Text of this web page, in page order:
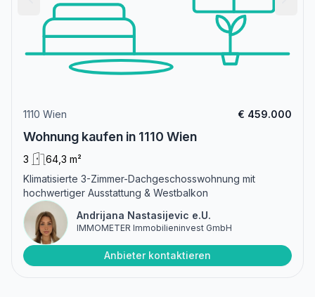
1110 Wien € 459.000
Wohnung kaufen in 1110 Wien
3
64,3 m²
Klimatisierte 3-Zimmer-Dachgeschosswohnung mit
hochwertiger Ausstattung & Westbalkon
Andrijana Nastasijevic e.U.
IMMOMETER Immobilieninvest GmbH
Anbieter kontaktieren